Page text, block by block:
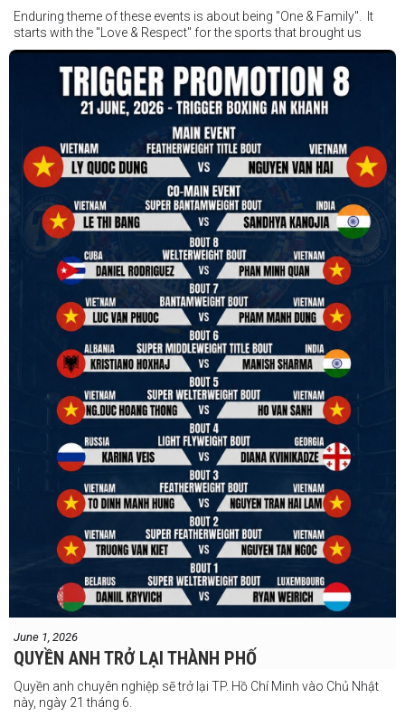
Enduring theme of these events is about being "One & Family". It
starts with the "Love & Respect" for the sports that brought us
together. To help each other get better, to share experiences, and
remembering that it is all about protecting the safety of the boxers
in and out of the ring. It is not about power over them but rather
power to serve, guide, advice, and respect the path they chose. We
strive to make it a little smoother and safer.
VBO is pleased to welcome
Vietnam Boxing Federation - VBF
to join the convention in the organizing committee. We are joining
hands to restart professional boxing in Vietnam. Stay stuned.
We will release more photos once IBF has had the chance to
review them and release it officially.
#ibfconvention
#grandhotram
#professionalboxing
#41stibfconvention
June 1, 2026
QUYỀN ANH TRỞ LẠI THÀNH PHỐ
Quyền anh chuyên nghiệp sẽ trở lại TP. Hồ Chí Minh vào Chủ Nhật
này, ngày 21 tháng 6.